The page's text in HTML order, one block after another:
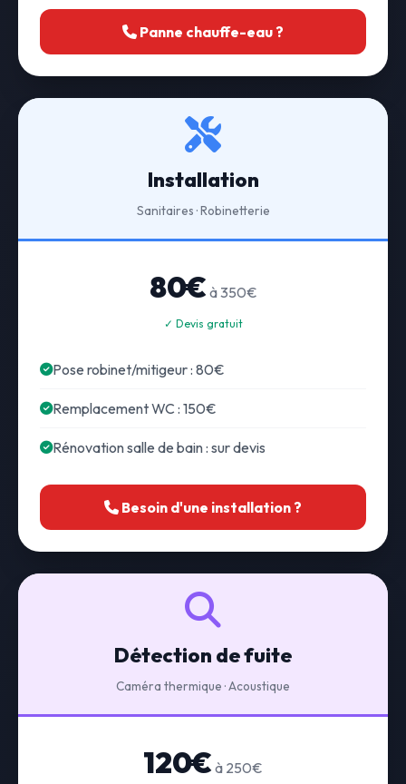
Panne chauffe-eau ?
Installation
Sanitaires · Robinetterie
80€ à 350€
✓ Devis gratuit
Pose robinet/mitigeur : 80€
Remplacement WC : 150€
Rénovation salle de bain : sur devis
Besoin d'une installation ?
Détection de fuite
Caméra thermique · Acoustique
120€ à 250€